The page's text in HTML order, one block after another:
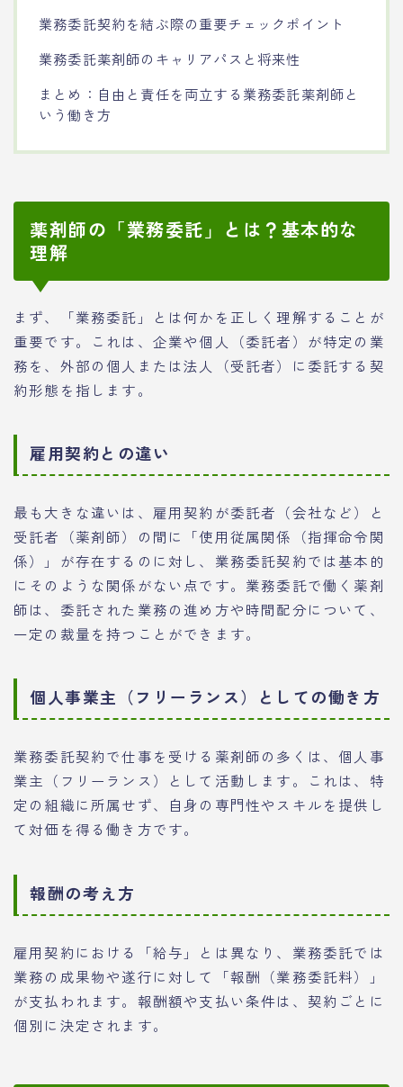
業務委託契約を結ぶ際の重要チェックポイント
業務委託薬剤師のキャリアパスと将来性
まとめ：自由と責任を両立する業務委託薬剤師と
いう働き方
薬剤師の「業務委託」とは？基本的な
理解
まず、「業務委託」とは何かを正しく理解することが
重要です。これは、企業や個人（委託者）が特定の業
務を、外部の個人または法人（受託者）に委託する契
約形態を指します。
雇用契約との違い
最も大きな違いは、雇用契約が委託者（会社など）と
受託者（薬剤師）の間に「使用従属関係（指揮命令関
係）」が存在するのに対し、業務委託契約では基本的
にそのような関係がない点です。業務委託で働く薬剤
師は、委託された業務の進め方や時間配分について、
一定の裁量を持つことができます。
個人事業主（フリーランス）としての働き方
業務委託契約で仕事を受ける薬剤師の多くは、個人事
業主（フリーランス）として活動します。これは、特
定の組織に所属せず、自身の専門性やスキルを提供し
て対価を得る働き方です。
報酬の考え方
雇用契約における「給与」とは異なり、業務委託では
業務の成果物や遂行に対して「報酬（業務委託料）」
が支払われます。報酬額や支払い条件は、契約ごとに
個別に決定されます。